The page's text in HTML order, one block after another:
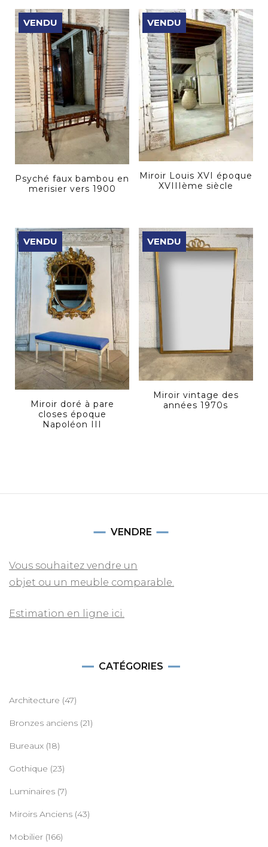
VENDU
Psyché faux bambou en
merisier vers 1900
VENDU
Miroir Louis XVI époque
XVIIIème siècle
VENDU
Miroir doré à pare
closes époque
Napoléon III
VENDU
Miroir vintage des
années 1970s
VENDRE
Vous souhaitez vendre un
objet ou un meuble comparable.
Estimation en ligne ici.
CATÉGORIES
Architecture (47)
Bronzes anciens (21)
Bureaux (18)
Gothique (23)
Luminaires (7)
Miroirs Anciens (43)
Mobilier (166)